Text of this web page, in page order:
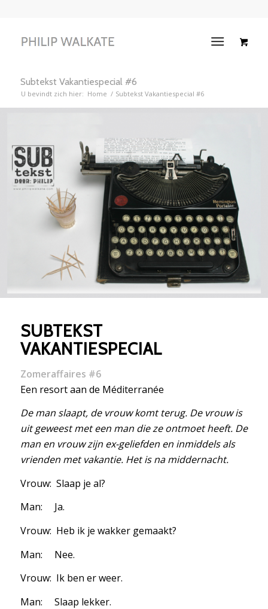
Subtekst Vakantiespecial #6
U bevindt zich hier: Home / Subtekst Vakantiespecial #6
SUBTEKST
VAKANTIESPECIAL
Zomeraffaires #6
Een resort aan de Méditerranée
De man slaapt, de vrouw komt terug. De vrouw is
uit geweest met een man die ze ontmoet heeft. De
man en vrouw zijn ex-geliefden en inmiddels als
vrienden met vakantie. Het is na middernacht.
Vrouw: Slaap je al?
Man: Ja.
Vrouw: Heb ik je wakker gemaakt?
Man: Nee.
Vrouw: Ik ben er weer.
Man: Slaap lekker.